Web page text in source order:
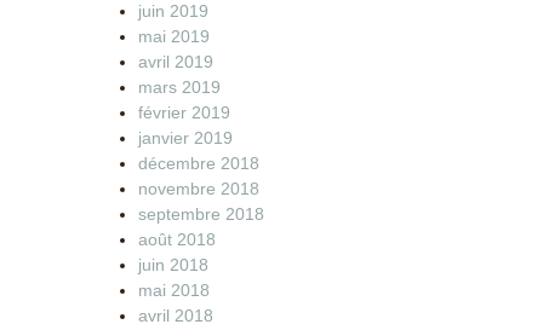
juin 2019
mai 2019
avril 2019
mars 2019
février 2019
janvier 2019
décembre 2018
novembre 2018
septembre 2018
août 2018
juin 2018
mai 2018
avril 2018